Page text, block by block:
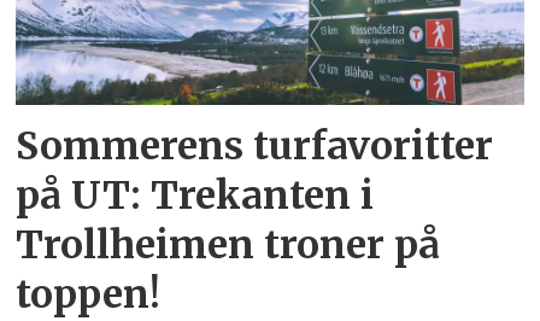
Sommerens turfavoritter
på UT: Trekanten i
Trollheimen troner på
toppen!